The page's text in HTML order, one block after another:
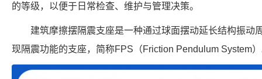
的等级，以便于日常检查、维护与管理决策。
建筑摩擦摆隔震支座是一种通过球面摆动延长结构振动
现隔震功能的支座，简称FPS（Friction Pendulum System